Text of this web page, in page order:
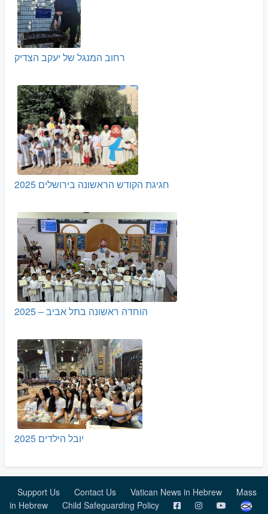
רחוב המנגל של יעקב הצדיק
חגיגת הקודש הראשונה בירושלים 2025
הוחדה ראשונה בתל אביב – 2025
יובל הילדים 2025
Support Us Contact Us Vatican News in Hebrew
Mass
in Hebrew
Child Safeguarding Policy